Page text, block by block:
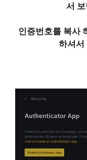
서
인증번호를 복사
하셔서